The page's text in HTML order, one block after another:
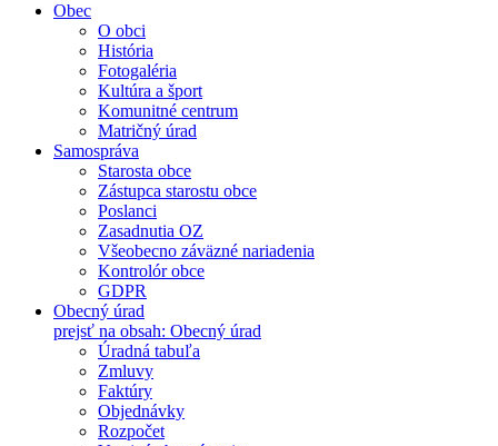
Obec
O obci
História
Fotogaléria
Kultúra a šport
Komunitné centrum
Matričný úrad
Samospráva
Starosta obce
Zástupca starostu obce
Poslanci
Zasadnutia OZ
Všeobecno záväzné nariadenia
Kontrolór obce
GDPR
Obecný úrad
prejsť na obsah: Obecný úrad
Úradná tabuľa
Zmluvy
Faktúry
Objednávky
Rozpočet